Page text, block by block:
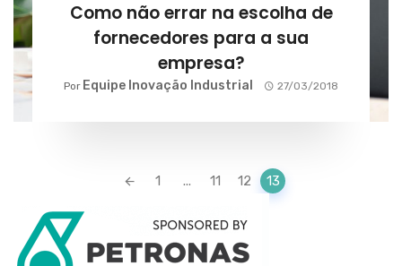
Como não errar na escolha de
fornecedores para a sua
empresa?
Por Equipe Inovação Industrial 27/03/2018
1 ... 11 12 13